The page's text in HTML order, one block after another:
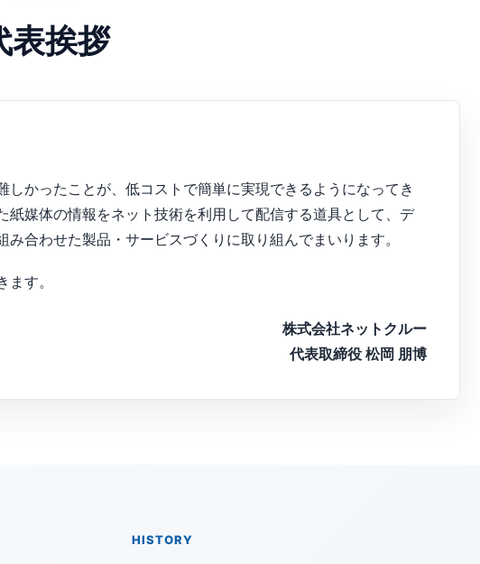
表挨拶
かったことが、低コストで簡単に実現できるようになってき
紙媒体の情報をネット技術を利用して配信する道具として、デ
合わせた製品・サービスづくりに取り組んでまいります。
す。
株式会社ネットクルー
代表取締役 松岡 朋博
HISTORY